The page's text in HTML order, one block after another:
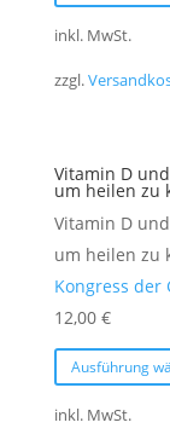
inkl. MwSt.
zzgl.
Vitamin D
um heilen zu
Vitamin D
um heilen zu
Kongress der
12,00 €
Ausführung
inkl. MwSt.